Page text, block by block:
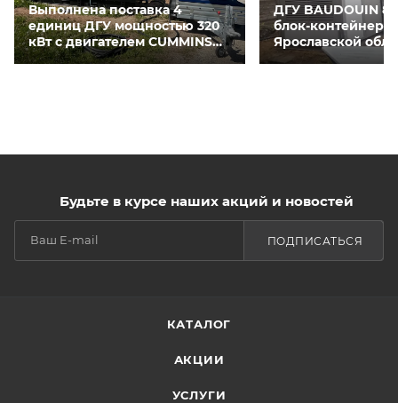
Выполнена поставка 4
единиц ДГУ мощностью 320
кВт с двигателем CUMMINS
QSNT-G3 для курятников
ДГУ BAUDOUIN
блок-контейнере
Ярославской
Будьте в курсе наших акций и новостей
ПОДПИСАТЬСЯ
КАТАЛОГ
АКЦИИ
УСЛУГИ